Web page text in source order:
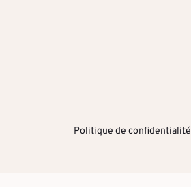
Politique de confidentialité